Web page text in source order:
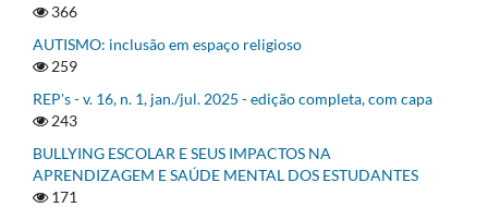
366
AUTISMO: inclusão em espaço religioso
259
REP's - v. 16, n. 1, jan./jul. 2025 - edição completa, com capa
243
BULLYING ESCOLAR E SEUS IMPACTOS NA
APRENDIZAGEM E SAÚDE MENTAL DOS ESTUDANTES
171